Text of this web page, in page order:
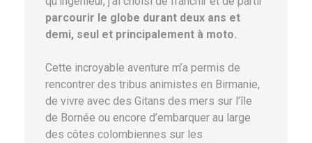
parcourir le globe durant deux ans et
demi, seul et principalement à moto.
Cette incroyable aventure m’a permis de
rencontrer des tribus animistes en Birmanie,
de vivre avec des Gitans des mers sur l’île
de Bornée ou encore d’embarquer au large
des côtes colombiennes sur les